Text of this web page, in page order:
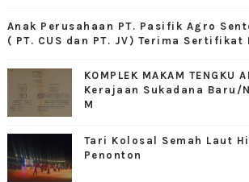
Anak Perusahaan PT. Pasifik Agro
( PT. CUS dan PT. JV) Terima Sertifikat
KOMPLEK MAKAM TENGKU
Kerajaan Sukadana Baru/
M
Tari Kolosal Semah Laut
Penonton